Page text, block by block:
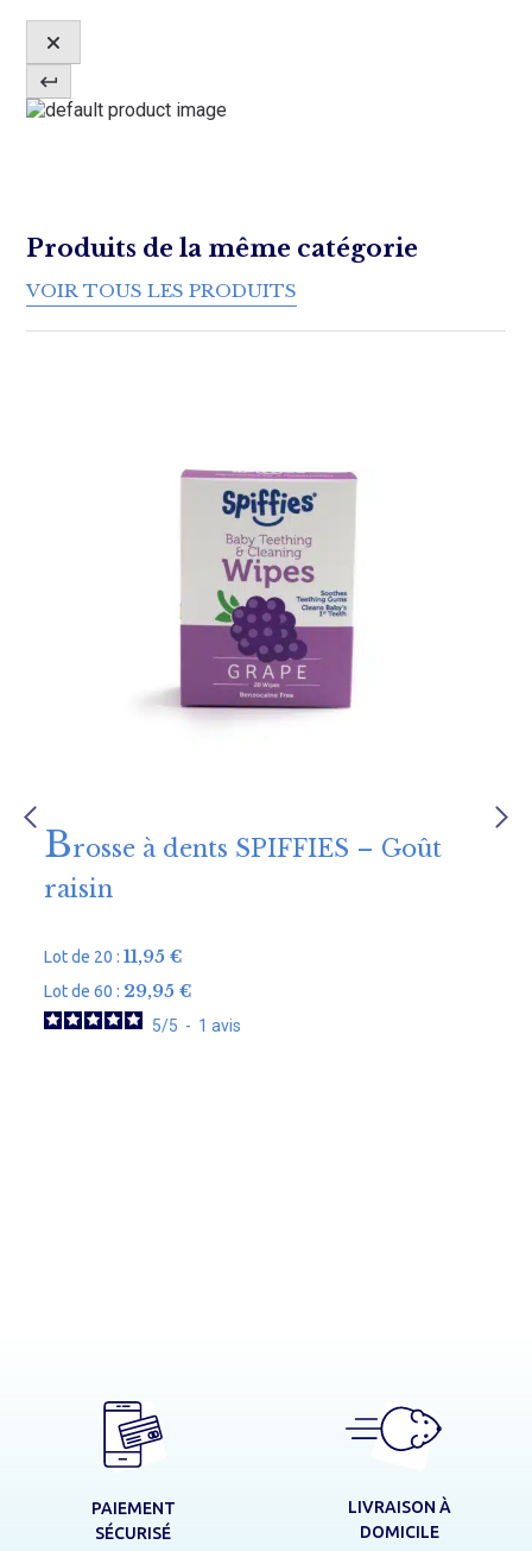
Produits de la même catégorie
VOIR TOUS LES PRODUITS
Brosse à dents SPIFFIES – Goût
raisin
Lot de 20 :11,95€
Lot de 60 : 29,95€
5/5 - 1avis
PAIEMENT
SÉCURISÉ
LIVRAISON À
DOMICILE
Rechercher :